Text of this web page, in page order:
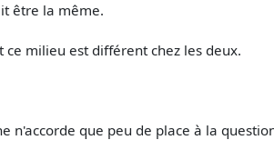
être la même.
milieu est différent chez les deux.
que peu de place à la